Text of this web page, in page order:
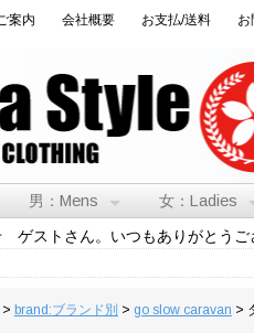
案内 会社概要 お支払/送料 お
男：Mens 女：Ladies
ゲストさん。いつもありがとうご
brand:ブランド別 > go slow caravan >